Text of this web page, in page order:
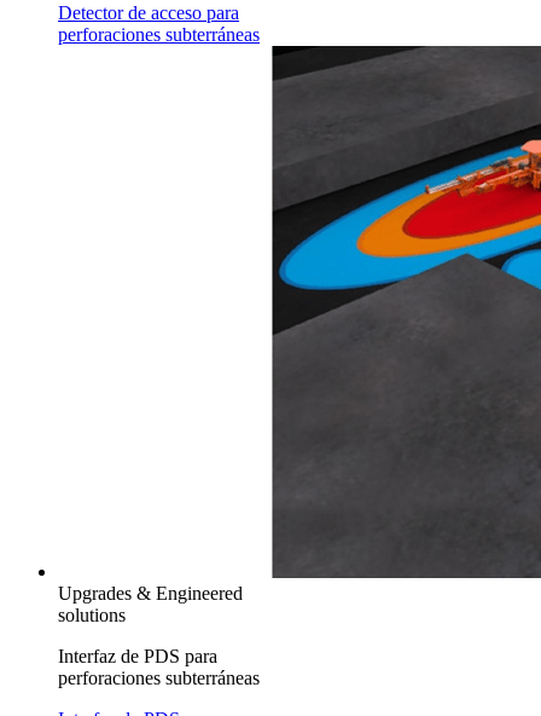
Detector de acceso para
perforaciones subterráneas
Upgrades & Engineered
solutions
Interfaz de PDS para
perforaciones subterráneas